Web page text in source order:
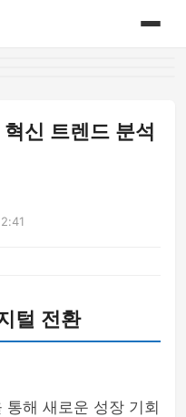
신 트렌드 분석
털 전환
통해 새로운 성장 기회